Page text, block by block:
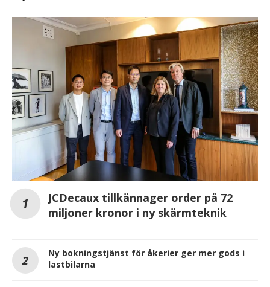
JCDecaux tillkännager order på 72
miljoner kronor i ny skärmteknik
Ny bokningstjänst för åkerier ger mer gods i
lastbilarna